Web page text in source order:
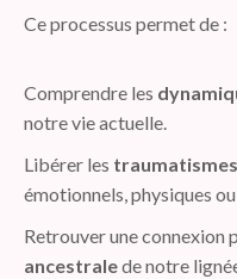
Ce processus permet de :
Comprendre les
notre vie actuelle.
Libérer les
émotionnels, physiques
Retrouver une connexion
ancestralede notre